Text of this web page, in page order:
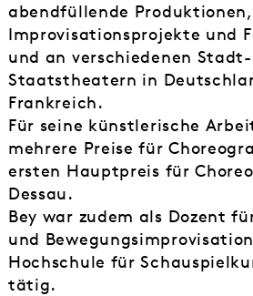
abendfüllende
Improvisationsprojekte und
und an verschiedenen
Staatstheatern in
Frankreich.
Für seine künstlerische
mehrere Preise für
ersten Hauptpreis für
Dessau.
Bey war zudem als Dozent
und
Hochschule für
tätig.